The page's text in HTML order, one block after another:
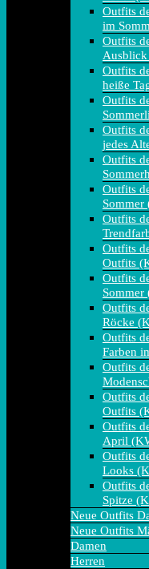
Outfits
im
Outfits
Outfits
heiße
Outfits
Outfits
jedes
Outfits
Outfits
Outfits
Outfits
Outfits
Outfits
Outfits
Röcke
Outfits
Farben
Outfits
Outfits
Outfits
Outfits
April
Outfits
Looks
Outfits
Spitze
Neue Outfits
Neue Outfits
Damen
Herren